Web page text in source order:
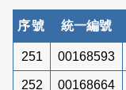
序號 統一編號
251 00168593
252 00168664